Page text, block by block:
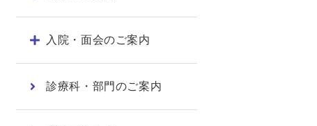
入院・面会のご案内
診療科・部門のご案内